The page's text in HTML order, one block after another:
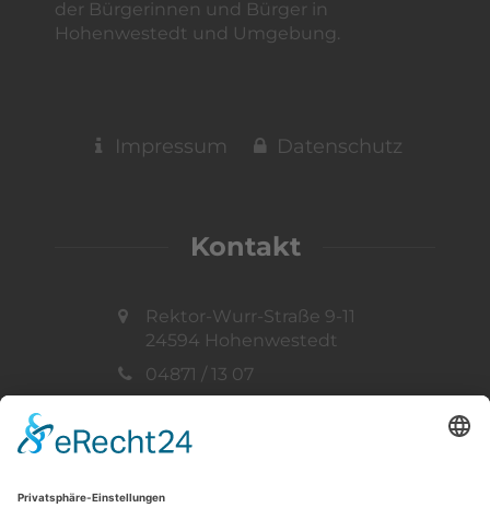
der Bürgerinnen und Bürger in
Hohenwestedt und Umgebung.
Impressum Datenschutz
Kontakt
Rektor-Wurr-Straße 9-11
24594 Hohenwestedt
04871 / 13 07
Vertreten durch:
Thorsten Müller